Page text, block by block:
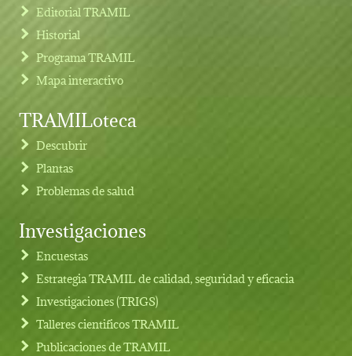
Footer menu
Editorial TRAMIL
Historial
Programa TRAMIL
Mapa interactivo
TRAMILoteca
Descubrir
Plantas
Problemas de salud
Investigaciones
Encuestas
Estrategia TRAMIL de calidad, seguridad y eficacia
Investigaciones (TRIGS)
Talleres cientificos TRAMIL
Publicaciones de TRAMIL